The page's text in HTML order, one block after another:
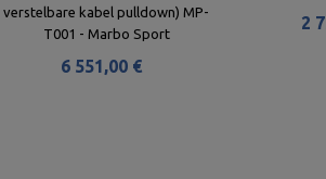
verstelbare kabel pulldown) MP-
T001 - Marbo Sport
6 551,00 €
2